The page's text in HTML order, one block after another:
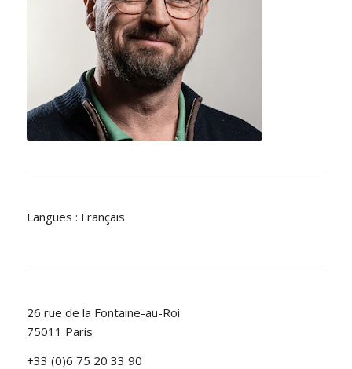
Langues : Français
26 rue de la Fontaine-au-Roi
75011 Paris
+33 (0)6 75 20 33 90